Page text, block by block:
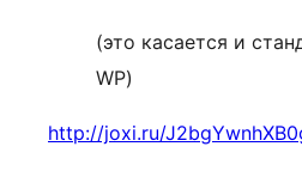
(это касается и
WP)
http://joxi.ru/